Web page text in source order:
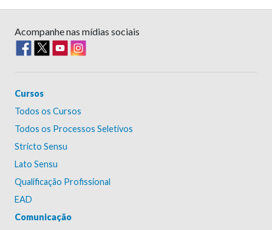
Acompanhe nas mídias sociais
Cursos
Todos os Cursos
Todos os Processos Seletivos
Stricto Sensu
Lato Sensu
Qualificação Profissional
EAD
Comunicação